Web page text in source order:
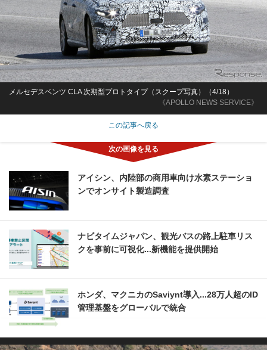
《APOLLO NEWS SERVICE》
メルセデスベンツ CLA 次期型プロトタイプ（スクープ写真）（4/18）
この記事へ戻る
アイシン、内陸部の商用車向け水素ステーショ
ンでオンサイト製造調査
ナビタイムジャパン、観光バスの路上駐車リス
クを事前に可視化...新機能を提供開始
ホンダ、マクニカのSaviynt導入...28万人超のID
管理基盤をグローバルで統合